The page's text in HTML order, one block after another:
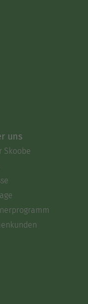
uns
Skoobe